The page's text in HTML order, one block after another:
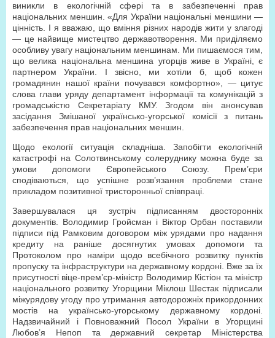
виникли в екологічній сфері та в забезпеченні прав
національних меншин. «Для України національні меншини —
цінність. І я вважаю, що вміння різних народів жити у злагоді
— це найвище мистецтво державотворення. Ми приділяємо
особливу увагу національним меншинам. Ми пишаємося тим,
що велика національна меншина угорців живе в Україні, є
партнером України. І звісно, ми хотіли б, щоб кожен
громадянин нашої країни почувався комфортно», — цитує
слова глави уряду департамент інформації та комунікацій з
громадськістю Секретаріату КМУ. Згодом він анонсував
засідання Змішаної українсько-угорської комісії з питань
забезпечення прав національних меншин.
Щодо екології ситуація складніша. Запобігти екологічній
катастрофі на Солотвинському солеруднику можна буде за
умови допомоги Європейського Союзу. Прем’єри
сподіваються, що успішне розв’язання проблеми стане
прикладом позитивної тристоронньої співпраці.
Завершувалася ця зустріч підписанням двосторонніх
документів. Володимир Гройсман і Віктор Орбан поставили
підписи під Рамковим договором між урядами про надання
кредиту на раніше досягнутих умовах допомоги та
Протоколом про наміри щодо всебічного розвитку пунктів
пропуску та інфраструктури на державному кордоні. Вже за їх
присутності віце-прем’єр-міністр Володимир Кістіон та міністр
національного розвитку Угорщини Міклош Шестак підписали
міжурядову угоду про утримання автодорожніх прикордонних
мостів на українсько-угорському державному кордоні.
Надзвичайний і Повноважний Посол України в Угорщині
Любов’я Непоп та державний секретар Міністерства